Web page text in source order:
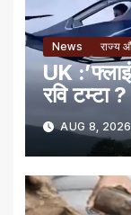
News राज्य
UK
रवि टम्टा ?
AUG 8, 2026